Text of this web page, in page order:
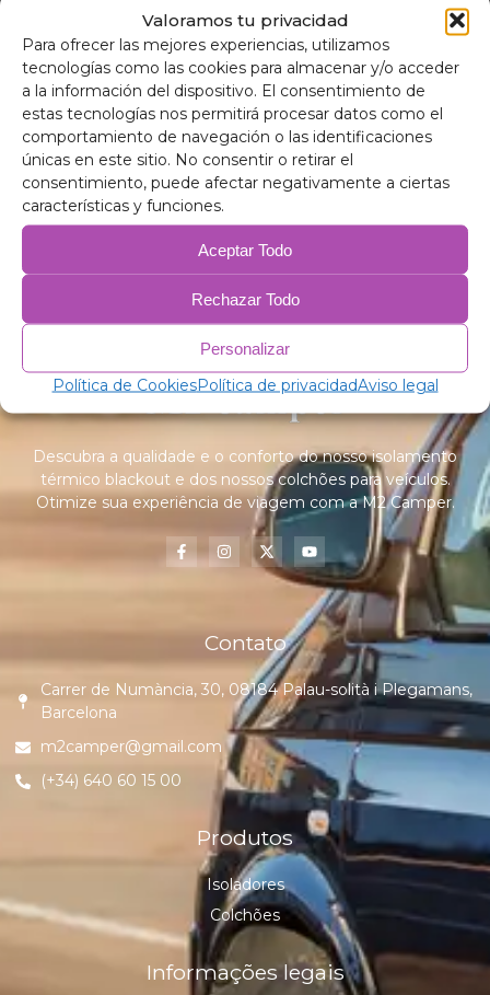
Valoramos tu privacidad
Para ofrecer las mejores experiencias, utilizamos
tecnologías como las cookies para almacenar y/o acceder
a la información del dispositivo. El consentimiento de
estas tecnologías nos permitirá procesar datos como el
comportamiento de navegación o las identificaciones
únicas en este sitio. No consentir o retirar el
consentimiento, puede afectar negativamente a ciertas
características y funciones.
Aceptar Todo
Rechazar Todo
Personalizar
Política de CookiesPolítica de privacidadAviso legal
Isoladores térmicos
blackout Nissan
Vanette
62,00€ – 205,00€
Descubra a qualidade e o conforto do nosso isolamento
térmico blackout e dos nossos colchões para veículos.
Otimize sua experiência de viagem com a M2 Camper.
Contato
Carrer de Numància, 30, 08184 Palau-solità i Plegamans,
Barcelona
m2camper@gmail.com
(+34) 640 60 15 00
Produtos
Isoladores
Colchões
Informações legais